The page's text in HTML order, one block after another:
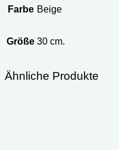
Farbe Beige
Größe 30 cm.
Ähnliche Produkte